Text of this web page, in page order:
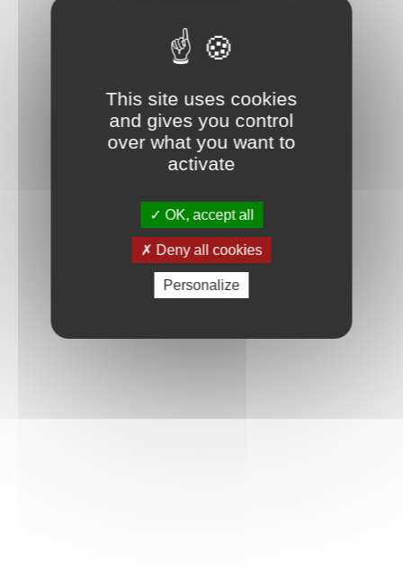
This site uses cookies
and gives you control
over what you want to
activate
OK, accept all
Deny all cookies
Personalize